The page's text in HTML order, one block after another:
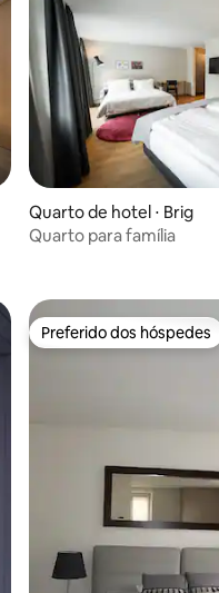
Quarto de hotel ⋅ Brig
Quarto para família
Preferido dos hóspedes
Preferido dos hóspedes